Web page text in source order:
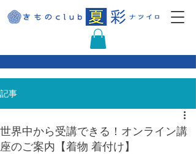
記事
世界中から受講できる！オンライン講
座のご案内【着物 着付け】